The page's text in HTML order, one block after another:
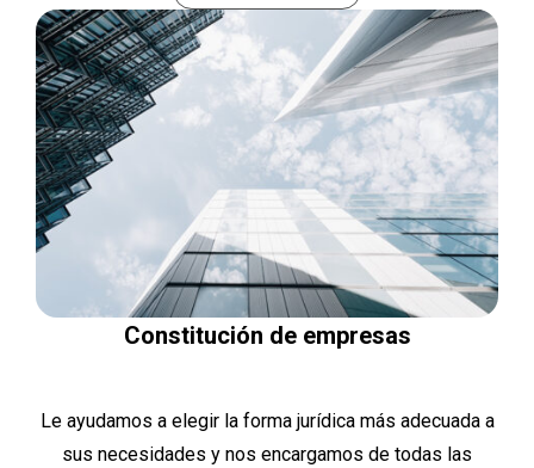
Constitución de empresas
Le ayudamos a elegir la forma jurídica más adecuada a
sus necesidades y nos encargamos de todas las